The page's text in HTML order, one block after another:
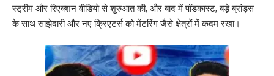
स्ट्रीम और रिएक्शन वीडियो से शुरुआत की, और बाद में पॉडकास्ट, बड़े ब्रांड्स
के साथ साझेदारी और नए क्रिएटर्स को मेंटरिंग जैसे क्षेत्रों में कदम रखा।